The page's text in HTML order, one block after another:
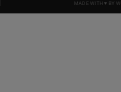
MADE WITH ♥ BY